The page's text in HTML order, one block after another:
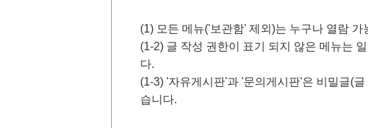
(1) 모든 메뉴('보관함' 제외)는 누구나 열람
(1-2) 글 작성 권한이 표기 되지 않은 메뉴는
다.
(1-3) '자유게시판'과 '문의게시판'은 비밀글(
습니다.